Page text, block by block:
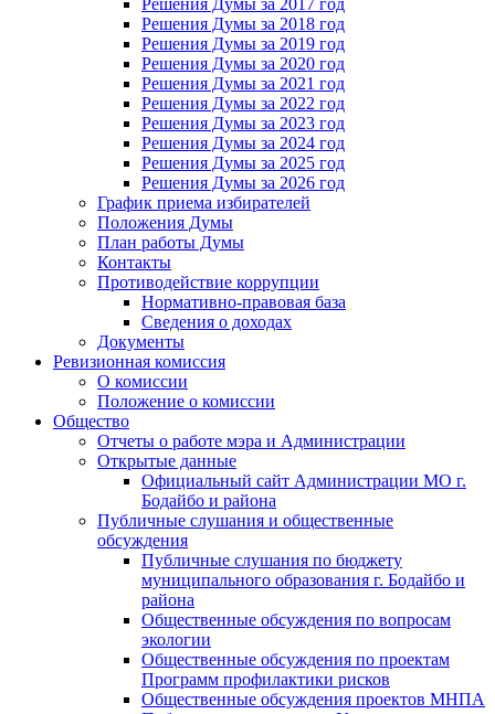
Решения Думы за 2017 год
Решения Думы за 2018 год
Решения Думы за 2019 год
Решения Думы за 2020 год
Решения Думы за 2021 год
Решения Думы за 2022 год
Решения Думы за 2023 год
Решения Думы за 2024 год
Решения Думы за 2025 год
Решения Думы за 2026 год
График приема избирателей
Положения Думы
План работы Думы
Контакты
Противодействие коррупции
Нормативно-правовая база
Сведения о доходах
Документы
Ревизионная комиссия
О комиссии
Положение о комиссии
Общество
Отчеты о работе мэра и Администрации
Открытые данные
Официальный сайт Администрации МО г.
Бодайбо и района
Публичные слушания и общественные
обсуждения
Публичные слушания по бюджету
муниципального образования г. Бодайбо и
района
Общественные обсуждения по вопросам
экологии
Общественные обсуждения по проектам
Программ профилактики рисков
Общественные обсуждения проектов МНПА